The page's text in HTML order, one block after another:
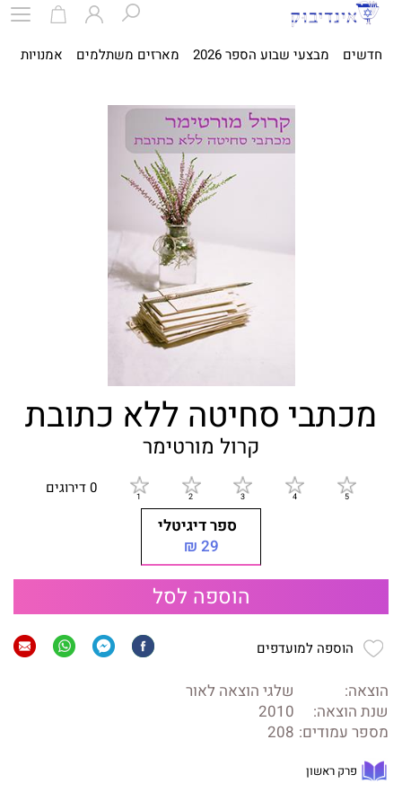
חדשים מבצעי שבוע הספר 2026 מארזים משתלמים אמנויות
מכתבי סחיטה ללא כתובת
קרול מורטימר
0 דירוגים
ספר דיגיטלי
29 ₪
הוספה לסל
הוספה למועדפים
הוצאה:
שלגי הוצאה לאור
שנת הוצאה:
2010
מספר עמודים: 208
פרק ראשון